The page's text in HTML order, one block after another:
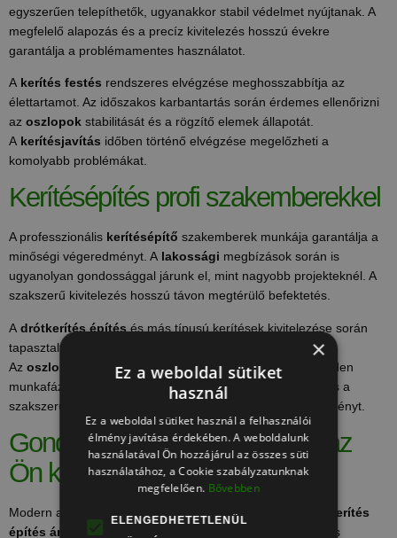
egyszerűen telepíthetők, ugyanakkor stabil védelmet nyújtanak. A
megfelelő alapozás és a precíz kivitelezés hosszú évekre
garantálja a problémamentes használatot.
A kerítés festés rendszeres elvégzése meghosszabbítja az
élettartamot. Az időszakos karbantartás során érdemes ellenőrizni
az oszlopok stabilitását és a rögzítő elemek állapotát.
A kerítésjavítás időben történő elvégzése megelőzheti a
komolyabb problémákat.
Kerítésépítés profi szakemberekkel
A professzionális kerítésépítő szakemberek munkája garantálja a
minőségi végeredményt. A lakossági megbízások során is
ugyanolyan gondossággal járunk el, mint nagyobb projekteknél. A
szakszerű kivitelezés hosszú távon megtérülő befektetés.
A drótkerítés építés és más típusú kerítések kivitelezése során
tapasztalt szakembereink precíz munkát végeznek.
Az oszlop
elhelyezésétől kezdve a végső simításokig minden
munkafázist gondosan ellenőrzünk. A minőségi anyagok és a
szakszerű kivitelezés együttesen biztosítják a tartós eredményt.
Gondozásmentes kerítéseink az
Ön kényelméért
Modern anyagaink minimális karbantartást igényelnek. A
kerítés
építés árak
meghatározásánál figyelembe vesszük a teljes
×
Ez a weboldal sütiket
használ
Ez a weboldal sütiket használ a felhasználói
élmény javítása érdekében. A weboldalunk
használatával Ön hozzájárul az összes süti
használatához, a Cookie szabályzatunknak
megfelelően. Bővebben
ELENGEDHETETLENÜL